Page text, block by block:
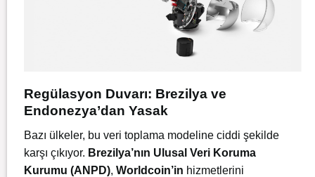
Regülasyon Duvarı: Brezilya ve
Endonezya’dan Yasak
Bazı ülkeler, bu veri toplama modeline ciddi şekilde
karşı çıkıyor. Brezilya’nın Ulusal Veri Koruma
Kurumu (ANPD), Worldcoin’in hizmetlerini